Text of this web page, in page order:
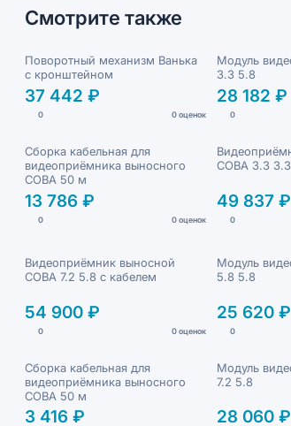
Смотрите также
Поворотный механизм Ванька
с кронштейном
37 442 ₽
0 0 оценок
Модуль
3.3 5.8
28 182 ₽
0
Сборка кабельная для
видеоприёмника выносного
СОВА 50 м
13 786 ₽
0 0 оценок
СОВА 3.3 3.3
49 837 ₽
0
Видеоприёмник выносной
СОВА 7.2 5.8 с кабелем
54 900 ₽
0 0 оценок
Модуль
5.8 5.8
25 620 ₽
0
Сборка кабельная для
видеоприёмника выносного
СОВА 50 м
3 416 ₽
Модуль
7.2 5.8
28 060 ₽